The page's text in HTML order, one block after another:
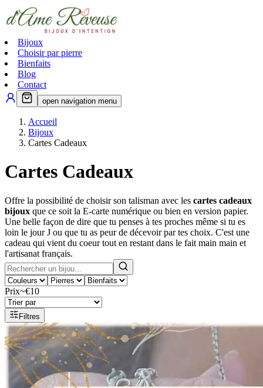
Bijoux
Choisir par pierre
Bienfaits
Blog
Contact
open navigation menu
Accueil
Bijoux
Cartes Cadeaux
Cartes Cadeaux
Offre la possibilité de choisir son talisman avec les cartes cadeaux
bijoux que ce soit la E-carte numérique ou bien en version papier.
Une belle façon de dire que tu penses à tes proches même si tu es
loin le jour J ou que tu as peur de décevoir par tes choix. C'est une
cadeau qui vient du coeur tout en restant dans le fait main main et
l'artisanat français.
Prix~€10
Filtres